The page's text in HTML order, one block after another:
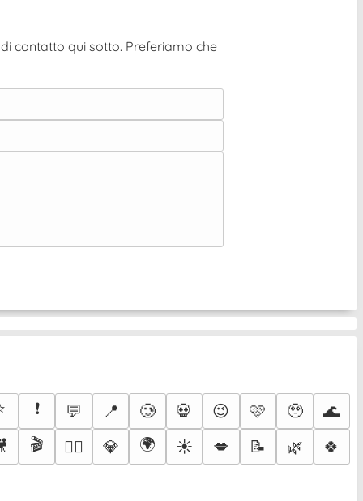
contatto qui sotto. Preferiamo che
❗ 💬 📍 🥲 💀 😉 🩷 🥹
🌊
🎬 🐦‍🔥 💎 🌍 ☀️ 💋 📝 🌿 🍀